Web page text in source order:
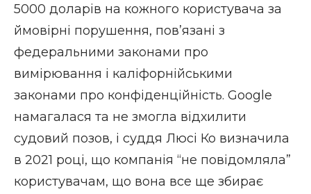
5000 доларів на кожного користувача за
ймовірні порушення, пов’язані з
федеральними законами про
вимірювання і каліфорнійськими
законами про конфіденційність. Google
намагалася та не змогла відхилити
судовий позов, і суддя Люсі Ко визначила
в 2021 році, що компанія “не повідомляла”
користувачам, що вона все ще збирає